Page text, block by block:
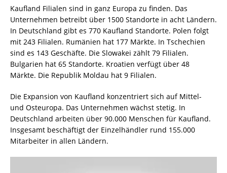
Kaufland Filialen sind in ganz Europa zu finden. Das
Unternehmen betreibt über 1500 Standorte in acht Ländern.
In Deutschland gibt es 770 Kaufland Standorte. Polen folgt
mit 243 Filialen. Rumänien hat 177 Märkte. In Tschechien
sind es 143 Geschäfte. Die Slowakei zählt 79 Filialen.
Bulgarien hat 65 Standorte. Kroatien verfügt über 48
Märkte. Die Republik Moldau hat 9 Filialen.
Die Expansion von Kaufland konzentriert sich auf Mittel-
und Osteuropa. Das Unternehmen wächst stetig. In
Deutschland arbeiten über 90.000 Menschen für Kaufland.
Insgesamt beschäftigt der Einzelhändler rund 155.000
Mitarbeiter in allen Ländern.